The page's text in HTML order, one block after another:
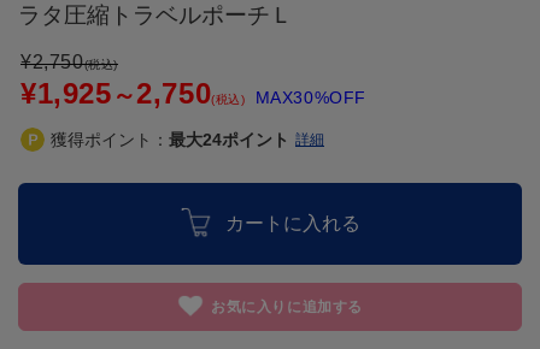
ラタ圧縮トラベルポーチＬ
¥2,750(税込)
¥1,925 ～2,750(税込) MAX30%OFF
獲得ポイント： 最大24ポイント 詳細
カートに入れる
お気に入りに追加する